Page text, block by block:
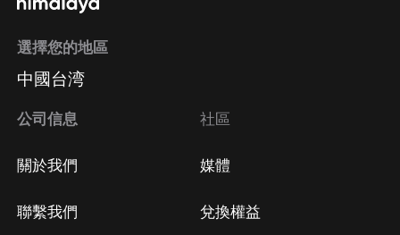
選擇您的地區
中國台湾
公司信息
關於我們
聯繫我們
社區
媒體
兌換權益